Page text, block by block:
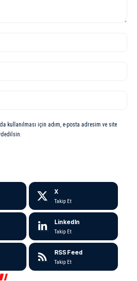
kullanılması için adım, e-posta adresim ve site
X
Takip Et
LinkedIn
Takip Et
RSS Feed
Takip Et